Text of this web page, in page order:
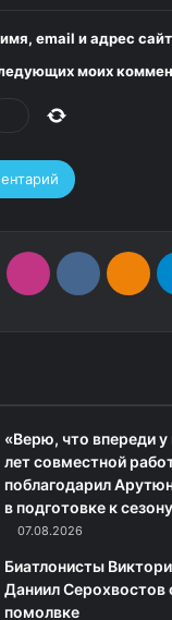
email и адрес
моих
a
g
r
a
v
o
m
О
к
л
с
«Верю, что впереди
лет совместной
поблагодарил
в подготовке к сезону
07.08.2026
Биатлонисты
Даниил Серохвостов
помолвке